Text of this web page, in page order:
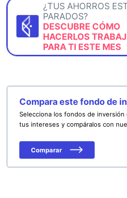
¿TUS AHORROS
PARADOS?
DESCUBRE CÓMO
HACERLOS
PARA TI ESTE MES
Compara este fondo de
Selecciona los fondos de
tus intereses y compáralos con
Comparar